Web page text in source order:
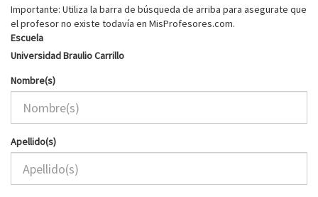
Importante: Utiliza la barra de búsqueda de arriba para asegurate que
el profesor no existe todavía en MisProfesores.com.
Escuela
Universidad Braulio Carrillo
Nombre(s)
Apellido(s)